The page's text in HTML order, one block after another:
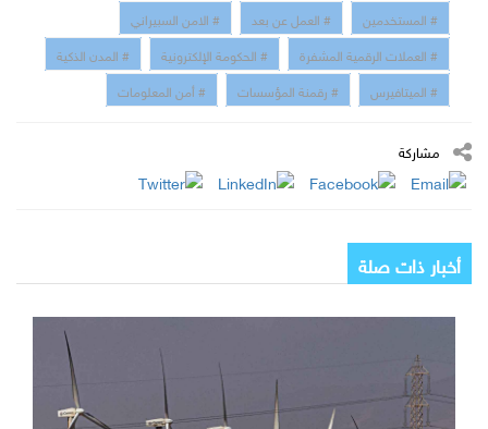
# المستخدمين
# العمل عن بعد
# الامن السبيراني
# العملات الرقمية المشفرة
# الحكومة الإلكترونية
# المدن الذكية
# الميتافيرس
# رقمنة المؤسسات # أمن المعلومات
مشاركة
أخبار ذات صلة